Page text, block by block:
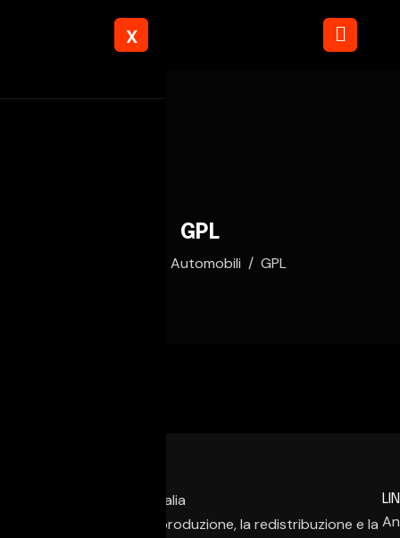
X
GPL
Automobili GPL
È vietata la copia, la riproduzione, la redistribuzione e la